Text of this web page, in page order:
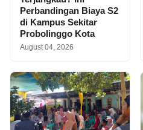
Perbandingan Biaya S2
di Kampus Sekitar
Probolinggo Kota
August 04, 2026